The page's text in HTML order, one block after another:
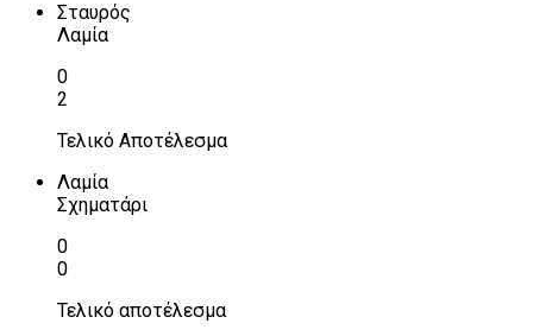
Σταυρός
Λαμία
0
2
Τελικό Αποτέλεσμα
Λαμία
Σχηματάρι
0
0
Τελικό αποτέλεσμα